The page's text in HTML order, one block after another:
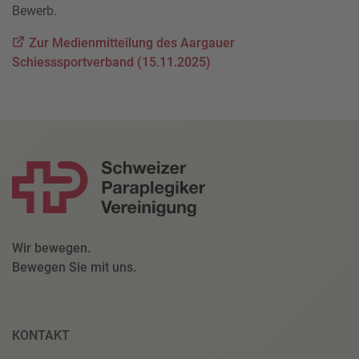
Bewerb.
Zur Medienmitteilung des Aargauer
Schiesssportverband (15.11.2025)
Wir bewegen.
Bewegen Sie mit uns.
KONTAKT